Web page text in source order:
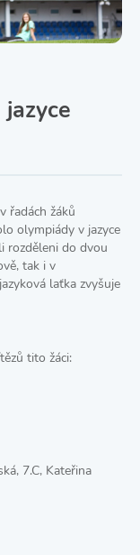
řadách žáků
olympiády v jazyce
rozděleni do dvou
tak i v
laťka zvyšuje
tito žáci:
7.C, Kateřina